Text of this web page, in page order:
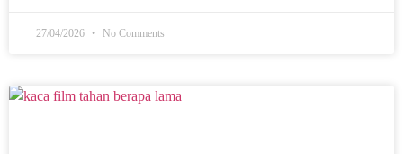
27/04/2026 No Comments